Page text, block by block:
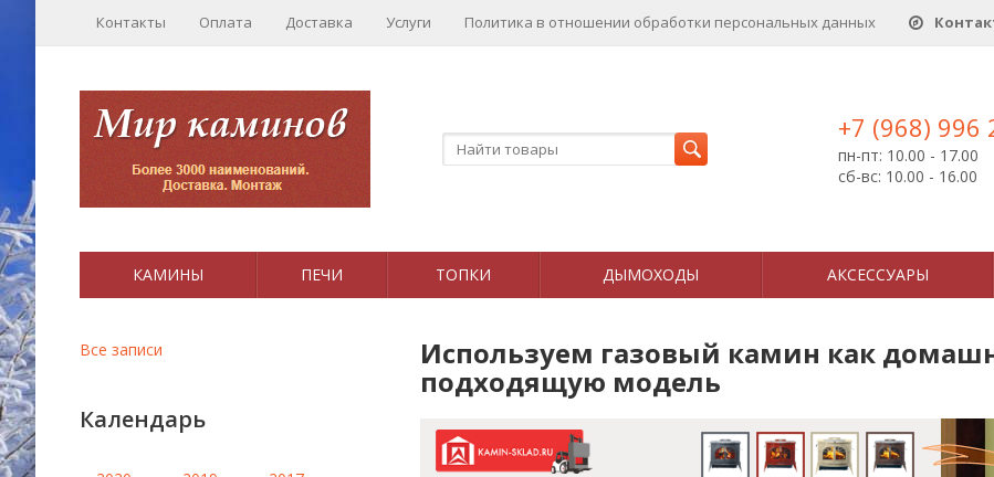
Контакты Оплата Доставка Услуги Политика в отношении обработки персональных данныx
+7 (968) 996
пн-пт: 10.00 - 17.00
сб-вс: 10.00 - 16.00
КАМИНЫ ПЕЧИ ТОПКИ ДЫМОХОДЫ АКСЕССУАРЫ
Все записи
Календарь
Используем газовый камин как
подходящую модель